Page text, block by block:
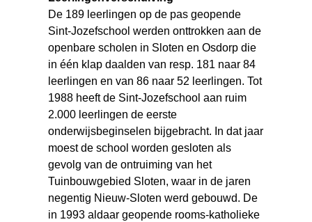
De 189 leerlingen op de pas geopende
Sint-Jozefschool werden onttrokken aan de
openbare scholen in Sloten en Osdorp die
in één klap daalden van resp. 181 naar 84
leerlingen en van 86 naar 52 leerlingen. Tot
1988 heeft de Sint-Jozefschool aan ruim
2.000 leerlingen de eerste
onderwijsbeginselen bijgebracht. In dat jaar
moest de school worden gesloten als
gevolg van de ontruiming van het
Tuinbouwgebied Sloten, waar in de jaren
negentig Nieuw-Sloten werd gebouwd. De
in 1993 aldaar geopende rooms-katholieke